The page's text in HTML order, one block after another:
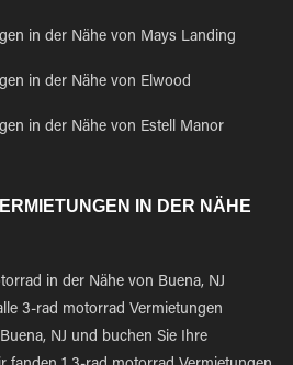
in der Nähe von Mays Landing
in der Nähe von Elwood
in der Nähe von Estell Manor
IN DER NÄHE
in der Nähe von Buena, NJ
3-rad motorrad Vermietungen
NJ und buchen Sie Ihre